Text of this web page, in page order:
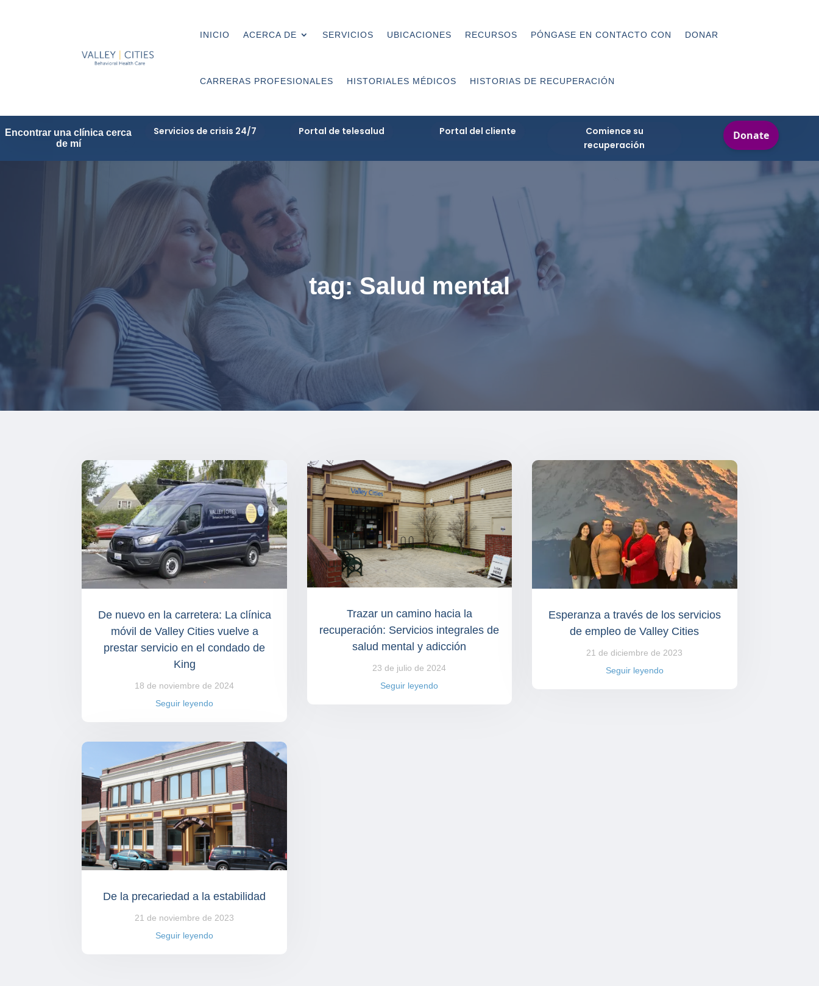
INICIO ACERCA DE SERVICIOS UBICACIONES RECURSOS PÓNGASE EN CONTACTO CON DONAR
CARRERAS PROFESIONALES HISTORIALES MÉDICOS HISTORIAS DE RECUPERACIÓN
Encontrar una clínica cerca
de mí
Servicios de crisis 24/7 Portal de telesalud Portal del cliente
Comience su
recuperación
tag: Salud mental
De nuevo en la carretera: La clínica
móvil de Valley Cities vuelve a
prestar servicio en el condado de
King
18 de noviembre de 2024
Seguir leyendo
De la precariedad a la estabilidad
21 de noviembre de 2023
Seguir leyendo
Trazar un camino hacia la
recuperación: Servicios integrales de
salud mental y adicción
23 de julio de 2024
Seguir leyendo
Esperanza a través de los servicios
de empleo de Valley Cities
21 de diciembre de 2023
Seguir leyendo